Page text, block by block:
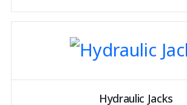
Hydraulic Jacks